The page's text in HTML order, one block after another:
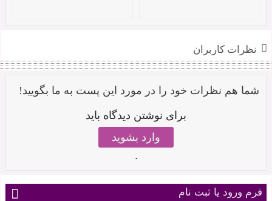
نظرات کاربران
شما هم نظرات خود را در مورد این پست به ما بگویید!
برای نوشتن دیدگاه باید
وارد بشوید
.
فرم ورود یا ثبت نام